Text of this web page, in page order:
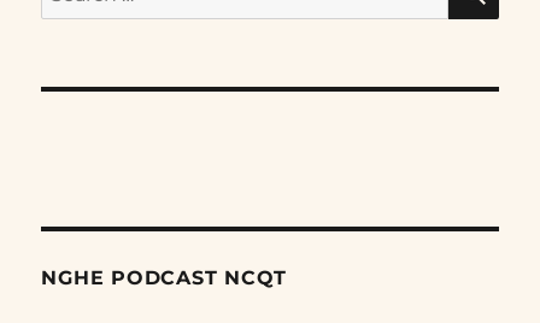
for:
NGHE PODCAST NCQT